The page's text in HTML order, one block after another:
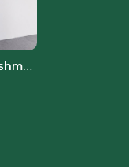
Khăn Choàng Cổ Cashmere Cao Cấp Thế Giới Khăn Đẹp A1_1018_1